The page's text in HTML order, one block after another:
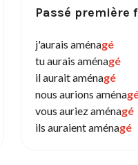
Passé première
j'aurais aménagé
tu aurais aménagé
il aurait aménagé
nous aurions aména
vous auriez aménagé
ils auraient aménagé